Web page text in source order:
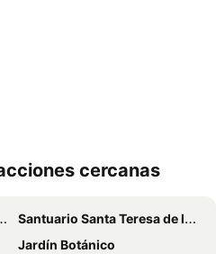
cercanas
Santuario Santa Teresa de los Andes
Jardín Botánico